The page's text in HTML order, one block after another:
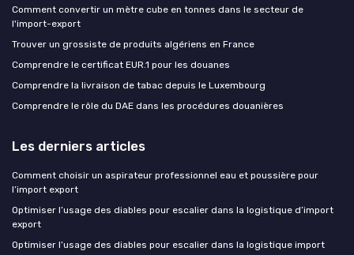
Comment convertir un mètre cube en tonnes dans le secteur de
l'import-export
Trouver un grossiste de produits algériens en France
Comprendre le certificat EUR.1 pour les douanes
Comprendre la livraison de tabac depuis le Luxembourg
Comprendre le rôle du DAE dans les procédures douanières
Les derniers articles
Comment choisir un aspirateur professionnel eau et poussière pour
l’import export
Optimiser l’usage des diables pour escalier dans la logistique d’import
export
Optimiser l’usage des diables pour escalier dans la logistique import